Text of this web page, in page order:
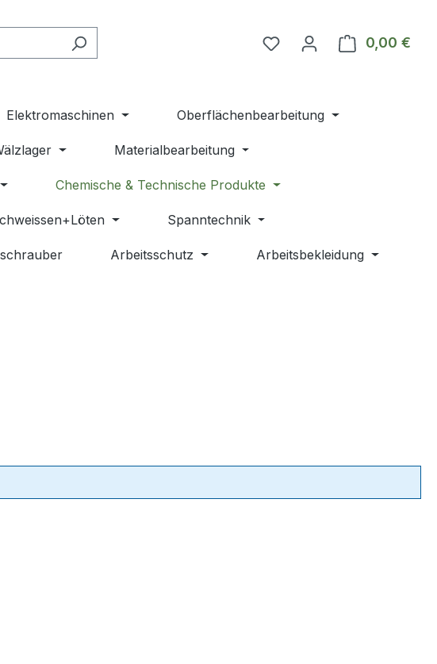
Du hast 0 Produkte auf
0,00 €
Elektromaschinen Oberflächenbearbeitung
Materialbearbeitung
Chemische & Technische Produkte
Spanntechnik
Arbeitsschutz Arbeitsbekleidung